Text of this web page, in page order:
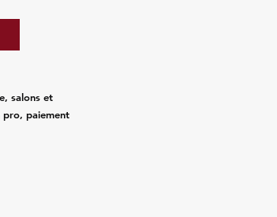
salons et
pro, paiement